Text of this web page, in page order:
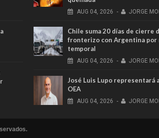
AUG 04, 2026 - JORGE
Chile suma 20 días de cierre
fronterizo con Argentina por
temporal
AUG 04, 2026 - JORGE
José Luis Lupo representará
OEA
AUG 04, 2026 - JORGE